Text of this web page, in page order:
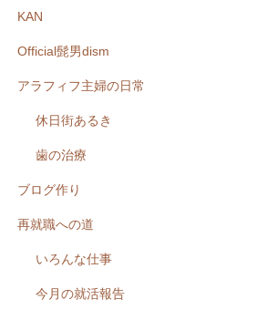
KAN
Official髭男dism
アラフィフ主婦の日常
休日街あるき
歯の治療
ブログ作り
再就職への道
いろんな仕事
今月の就活報告